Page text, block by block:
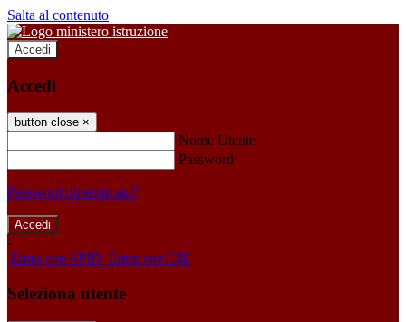
Salta al contenuto
Accedi
Accedi
button close ×
Nome Utente
Password
Password dimenticata?
-
Entra con SPID Entra con CIE
Seleziona utente